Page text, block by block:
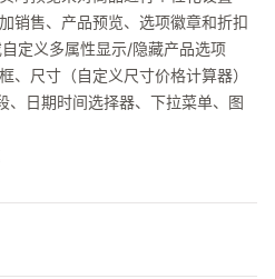
销售、产品预览、选项徽章和折扣
定义多属性显示/隐藏产品选项
、尺寸（自定义尺寸价格计算器）
、日期时间选择器、下拉菜单、图